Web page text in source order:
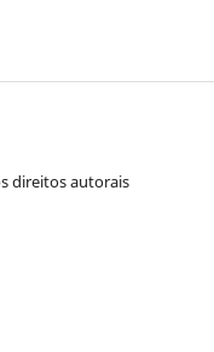
direitos autorais